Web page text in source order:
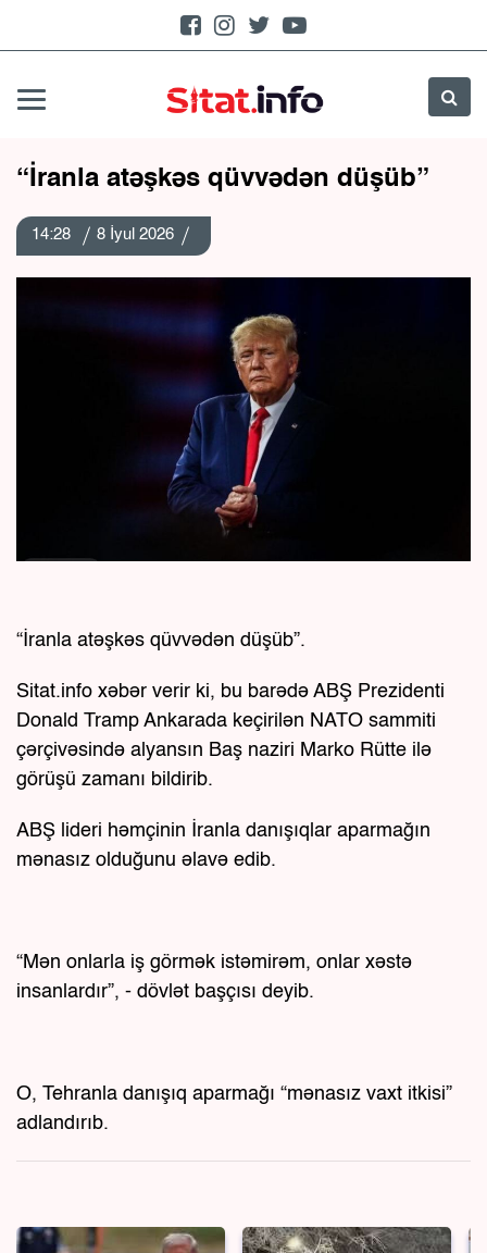
“İranla atəşkəs qüvvədən düşüb”
14:28 8 İyul 2026
“İranla atəşkəs qüvvədən düşüb”.
Sitat.info xəbər verir ki, bu barədə ABŞ Prezidenti
Donald Tramp Ankarada keçirilən NATO sammiti
çərçivəsində alyansın Baş naziri Marko Rütte ilə
görüşü zamanı bildirib.
ABŞ lideri həmçinin İranla danışıqlar aparmağın
mənasız olduğunu əlavə edib.
“Mən onlarla iş görmək istəmirəm, onlar xəstə
insanlardır”, - dövlət başçısı deyib.
O, Tehranla danışıq aparmağı “mənasız vaxt itkisi”
adlandırıb.